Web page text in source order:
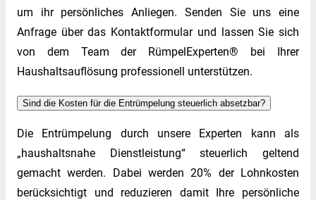
um ihr persönliches Anliegen. Senden Sie uns eine
Anfrage über das Kontaktformular und lassen Sie sich
von dem Team der RümpelExperten® bei Ihrer
Haushaltsauflösung professionell unterstützen.
Sind die Kosten für die Entrümpelung steuerlich absetzbar?
Die Entrümpelung durch unsere Experten kann als
„haushaltsnahe Dienstleistung“ steuerlich geltend
gemacht werden. Dabei werden 20% der Lohnkosten
berücksichtigt und reduzieren damit Ihre persönliche